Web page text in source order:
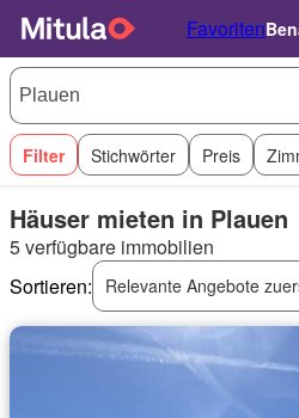
Favoriten
Filter Stichwörter Preis
Häuser mieten in Plauen
5 verfügbare immobilien
Sortieren:
Relevante Angebote